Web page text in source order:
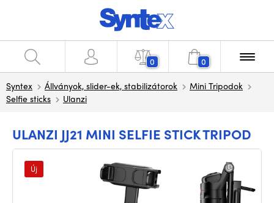
0 0
Syntex Állványok, slider-ek, stabilizátorok
Mini Tripodok
Selfie sticks
Ulanzi
ULANZI JJ21 MINI SELFIE STICK TRIPOD
Új